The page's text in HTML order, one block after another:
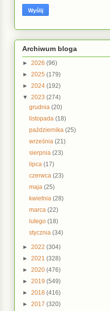
Archiwum bloga
► 2026 (96)
► 2025 (179)
► 2024 (192)
▼ 2023 (274)
grudnia(20)
listopada(18)
października(25)
września(21)
sierpnia(23)
lipca(17)
czerwca(23)
maja(25)
kwietnia(28)
marca(22)
lutego(18)
stycznia(34)
► 2022 (304)
► 2021 (328)
► 2020 (476)
► 2019 (549)
► 2018 (416)
► 2017 (320)